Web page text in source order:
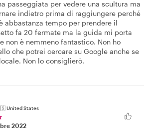
passeggiata per vedere una scultura ma
indietro prima di raggiungere perché
abbastanza tempo per prendere il
fa 20 fermate ma la guida mi porta
non è nemmeno fantastico. Non ho
che potrei cercare su Google anche se
Non lo consiglierò.
United States
2022